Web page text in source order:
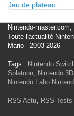
Jeu de plateau
Nintendo-
Toute l'actualité
Mario - 2003-2026
Tags : Nintendo
Splatoon, Nintendo
Nintendo Labo
RSS Actu, RSS Tests